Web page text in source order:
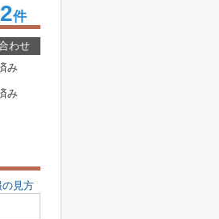
2件
わせ
み
み
の見方